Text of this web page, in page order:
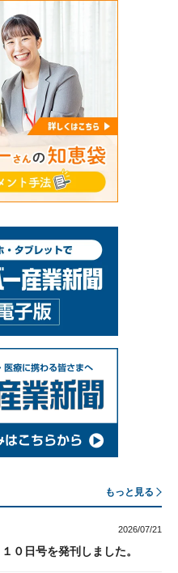
もっと見る
2026/07/21
０日号を発刊しました。